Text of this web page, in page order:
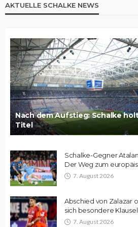
AKTUELLE SCHALKE NEWS
Nach dem Aufstieg: Schalke
Titel
Schalke-Gegner
Der Weg zum
7. August 2026
Abschied von Zalazar
sich besondere Klausel
7. August 2026